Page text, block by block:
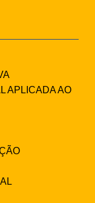
APLICADA AO